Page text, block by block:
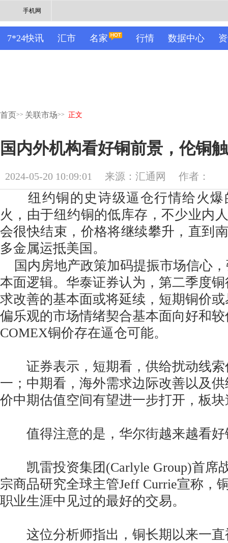
手机网
7*24快讯 汇市 名家 行情 数据中心
首页>> 关联市场>> 正文
国内外机构看好铜前景，伦铜
2024-05-20 10:09:01 来源：汇通网 作者：
纽约铜的史诗级逼仓行情给火爆
火，由于纽约铜的低库存，不少业内
会很快结束，价格将继续攀升，直到
多金属运抵美国。
国内房地产政策加码提振市场信心
本面逻辑。华泰证券认为，第二季度
求改善的基本面或将延续，短期铜价
偏乐观的市场情绪契合基本面向好和
COMEX铜价存在逼仓可能。
证券表示，短期看，供给扰动线索
一；中期看，海外需求边际改善以及
价中期估值空间有望进一步打开，板
值得注意的是，华尔街越来越看好
凯雷投资集团(Carlyle Group)首席
宗商品研究全球主管Jeff Currie宣称，
职业生涯中见过的最好的交易。
这位分析师指出，铜长期以来一直